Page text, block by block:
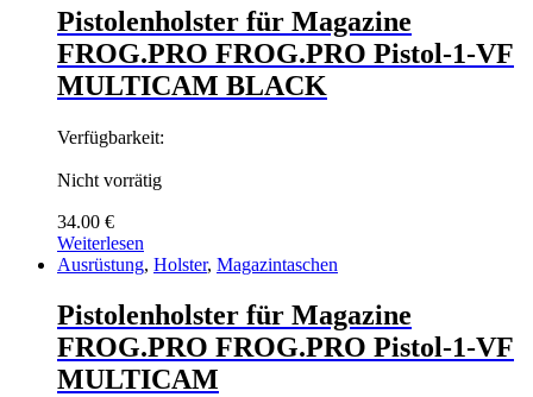
Pistolenholster für Magazine
FROG.PRO FROG.PRO Pistol-1-VF
MULTICAM BLACK
Verfügbarkeit:
Nicht vorrätig
34.00 €
Weiterlesen
Ausrüstung, Holster, Magazintaschen
Pistolenholster für Magazine
FROG.PRO FROG.PRO Pistol-1-VF
MULTICAM